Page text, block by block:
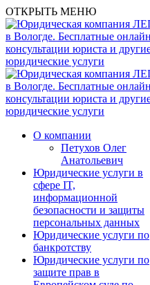
ОТКРЫТЬ МЕНЮ
О компании
Петухов Олег
Анатольевич
Юридические услуги в
сфере IT,
информационной
безопасности и защиты
персональных данных
Юридические услуги по
банкротству
Юридические услуги по
защите прав в